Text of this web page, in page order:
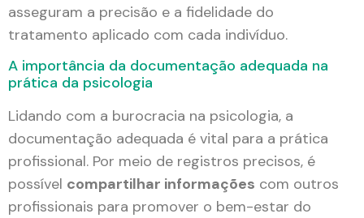
asseguram a precisão e a fidelidade do
tratamento aplicado com cada indivíduo.
A importância da documentação adequada na
prática da psicologia
Lidando com a burocracia na psicologia, a
documentação adequada é vital para a prática
profissional. Por meio de registros precisos, é
possível compartilhar informações com outros
profissionais para promover o bem-estar do